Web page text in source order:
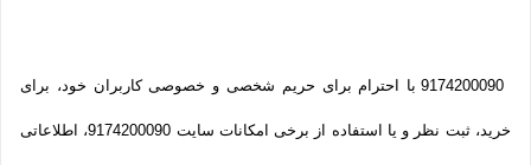
9174200090 با احترام برای حریم شخصی و خصوصی کاربران خود، برای
خرید، ثبت نظر و یا استفاده از برخی امکانات سایت 9174200090، اطلاعاتی